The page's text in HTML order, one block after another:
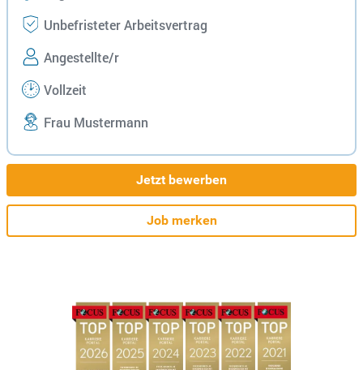
Unbefristeter Arbeitsvertrag
Angestellte/r
Vollzeit
Frau Mustermann
Jetzt bewerben
Job merken